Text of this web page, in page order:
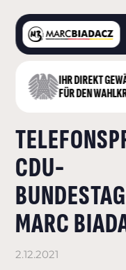
IHR DIREKT
FÜR DEN
CDU-
MARC
2.12.2021